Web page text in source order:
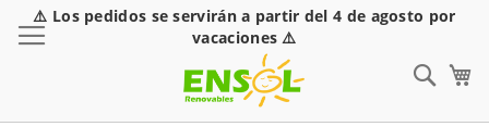
⚠️ Los pedidos se servirán a partir del 4 de agosto por
vacaciones ⚠️